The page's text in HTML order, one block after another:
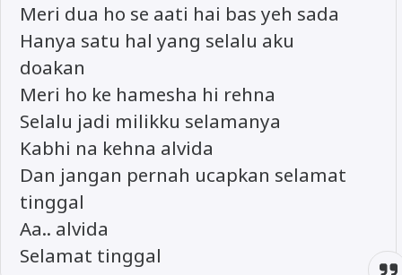
Meri dua ho se aati hai bas yeh sada
Hanya satu hal yang selalu aku
doakan
Meri ho ke hamesha hi rehna
Selalu jadi milikku selamanya
Kabhi na kehna alvida
Dan jangan pernah ucapkan selamat
tinggal
Aa.. alvida
Selamat tinggal